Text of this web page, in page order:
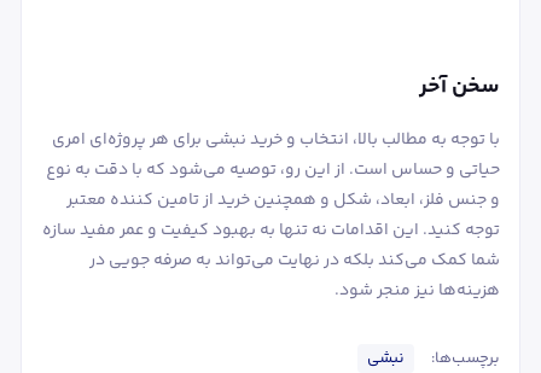
سخن آخر
با توجه به مطالب بالا، انتخاب و خرید نبشی برای هر پروژه‌ای امری
حیاتی و حساس است. از این رو، توصیه می‌شود که با دقت به نوع
و جنس فلز، ابعاد، شکل و همچنین خرید از تامین ‌کننده معتبر
توجه کنید. این اقدامات نه ‌تنها به بهبود کیفیت و عمر مفید سازه
شما کمک می‌کند بلکه در نهایت می‌تواند به صرفه‌ جویی در
هزینه‌ها نیز منجر شود.
برچسب‌ها:
نبشی